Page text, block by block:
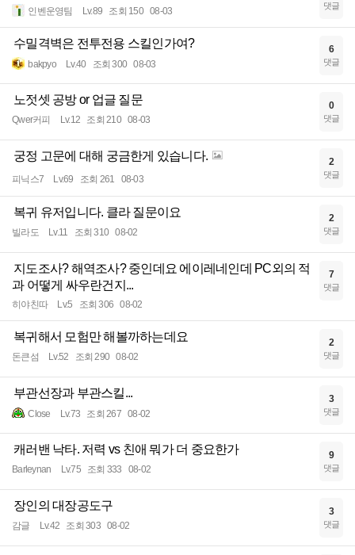
인벤운영팀 Lv.89 조회 150 08-03 댓글
수밀격벽은 전투전용 스킬인가여?
bakpyo Lv.40 조회 300 08-03
6
댓글
노젓셋 공방 or 업글 질문
Qwer커피 Lv.12 조회 210 08-03
0
댓글
궁정 고문에 대해 궁금한게 있습니다.
피닉스7 Lv.69 조회 261 08-03
2
댓글
복귀 유저입니다. 클라 질문이요
빌라도 Lv.11 조회 310 08-02
2
댓글
지도조사? 해역조사? 중인데요 에이레네인데 PC외의 적
과 어떻게 싸우란건지...
히야친따 Lv.5 조회 306 08-02
7
댓글
복귀해서 모험만 해볼까하는데요
돈큰섬 Lv.52 조회 290 08-02
2
댓글
부관선장과 부관스킬...
Close Lv.73 조회 267 08-02
3
댓글
캐러밴 낙타. 저력 vs 친애 뭐가 더 중요한가
Barleynan Lv.75 조회 333 08-02
9
댓글
장인의 대장공도구
감글 Lv.42 조회 303 08-02
3
댓글